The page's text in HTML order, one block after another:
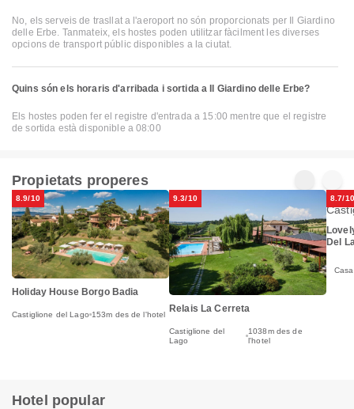
No, els serveis de trasllat a l'aeroport no són proporcionats per Il Giardino
delle Erbe. Tanmateix, els hostes poden utilitzar fàcilment les diverses
opcions de transport públic disponibles a la ciutat.
Quins són els horaris d'arribada i sortida a Il Giardino delle Erbe?
Els hostes poden fer el registre d'entrada a 15:00 mentre que el registre
de sortida està disponible a 08:00
Propietats properes
8.9/10
Holiday House Borgo Badia
Castiglione del Lago 153m des de l'hotel
9.3/10
Relais La Cerreta
Castiglione del
Lago
1038m des de
l'hotel
8.7/10
Del
Hotel popular